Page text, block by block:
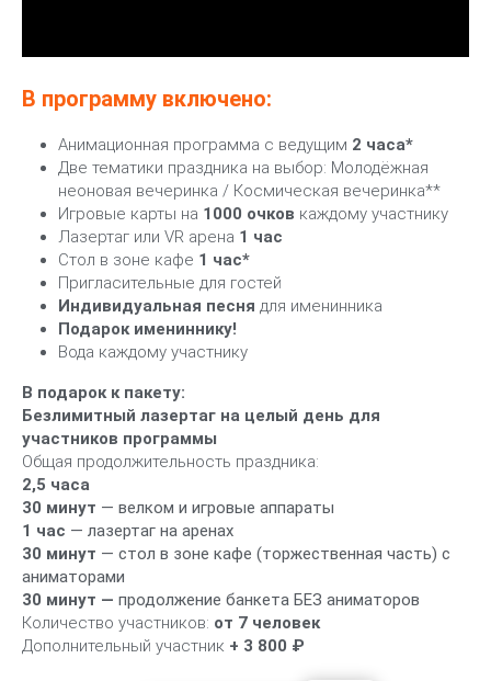
В программу включено:
Анимационная программа с ведущим 2 часа*
Две тематики праздника на выбор: Молодёжная
неоновая вечеринка / Космическая вечеринка**
Игровые карты на 1000 очков каждому участнику
Лазертаг или VR арена 1 час
Cтол в зоне кафе 1 час*
Пригласительные для гостей
Индивидуальная песня для именинника
Подарок имениннику!
Вода каждому участнику
В подарок к пакету:
Безлимитный лазертаг на целый день для
участников программы
Общая продолжительность праздника:
2,5 часа
30 минут — велком и игровые аппараты
1 час — лазертаг на аренах
30 минут — стол в зоне кафе (торжественная часть) с
аниматорами
30 минут — продолжение банкета БЕЗ аниматоров
Количество участников: от 7 человек
Дополнительный участник + 3 800 ₽